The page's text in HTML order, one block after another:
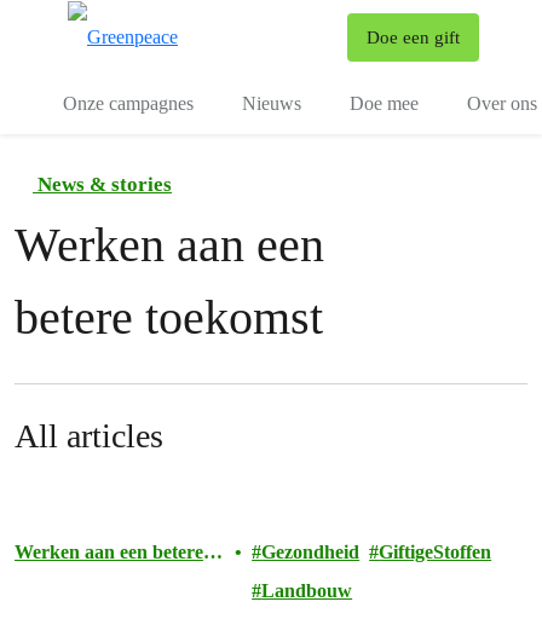
Doe een gift
Onze campagnes Nieuws Doe mee Over ons
News & stories
Werken aan een
betere toekomst
All articles
Werken aan een betere
Gezondheid
GiftigeStoffen
Landbouw